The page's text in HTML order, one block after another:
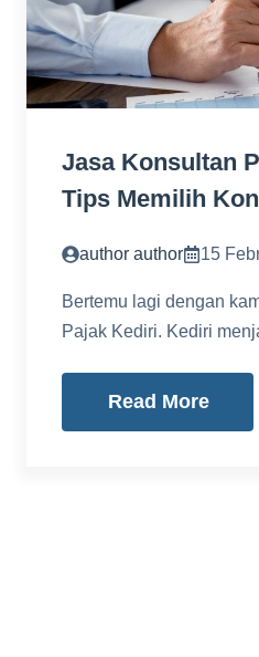
Jasa Konsultan
Tips Memilih
author author 15
Bertemu lagi dengan
Pajak Kediri. Kediri
Read More